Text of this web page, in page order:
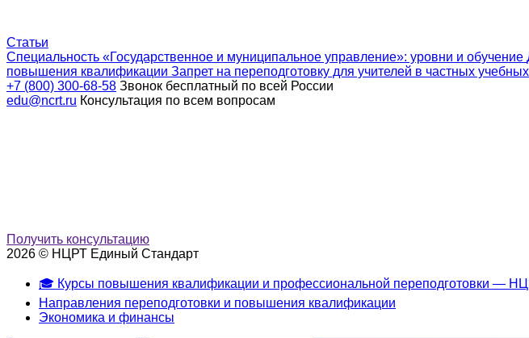
Статьи
Специальность «Государственное и муниципальное управление»: уровни и обучение
повышения квалификации Запрет на переподготовку для учителей в частных
+7 (800) 300-68-58 Звонок бесплатный по всей России
edu@ncrt.ru Консультация по всем вопросам
Получить консультацию
2026 © НЦРТ Единый Стандарт
🎓 Курсы повышения квалификации и профессиональной переподготовки —
Направления переподготовки и повышения квалификации
Экономика и финансы